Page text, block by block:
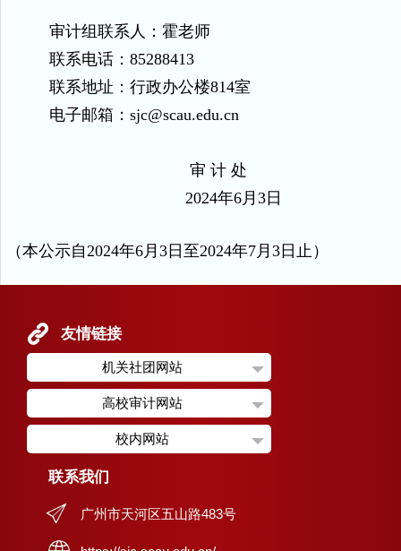
审计组联系人：霍老师
联系电话： 85288413
联系地址：行政办公楼814室
电子邮箱： sjc@scau.edu.cn
审 计 处
2024年6月 3 日
（本公示自2024年6月 3 日至2024年7月 3 日止）
友情链接
机关社团网站
高校审计网站
校内网站
联系我们
广州市天河区五山路483号